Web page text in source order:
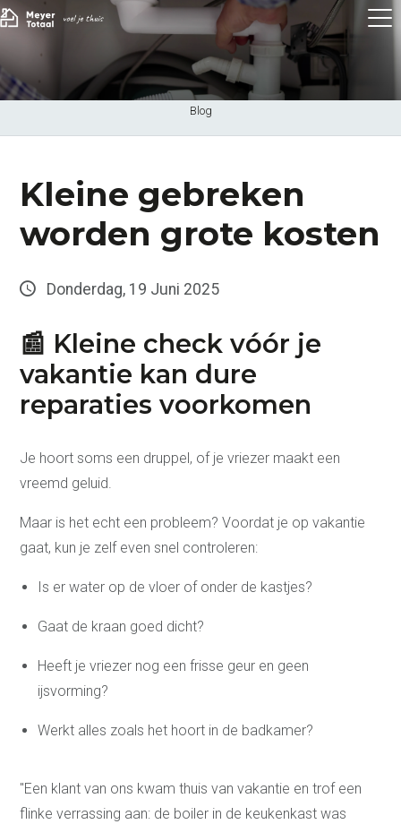
3D Keukenplanner
Badkamers
Adviesgesprek
aanvragen
Video Wonen zonder
Blog
Kleine gebreken
worden grote kosten
Donderdag, 19 Juni 2025
📰 Kleine check vóór je
vakantie kan dure
reparaties voorkomen
Je hoort soms een druppel, of je vriezer maakt een
vreemd geluid.
Maar is het echt een probleem? Voordat je op vakantie
gaat, kun je zelf even snel controleren:
Is er water op de vloer of onder de kastjes?
Gaat de kraan goed dicht?
Heeft je vriezer nog een frisse geur en geen
ijsvorming?
Werkt alles zoals het hoort in de badkamer?
"Een klant van ons kwam thuis van vakantie en trof een
flinke verrassing aan: de boiler in de keukenkast was